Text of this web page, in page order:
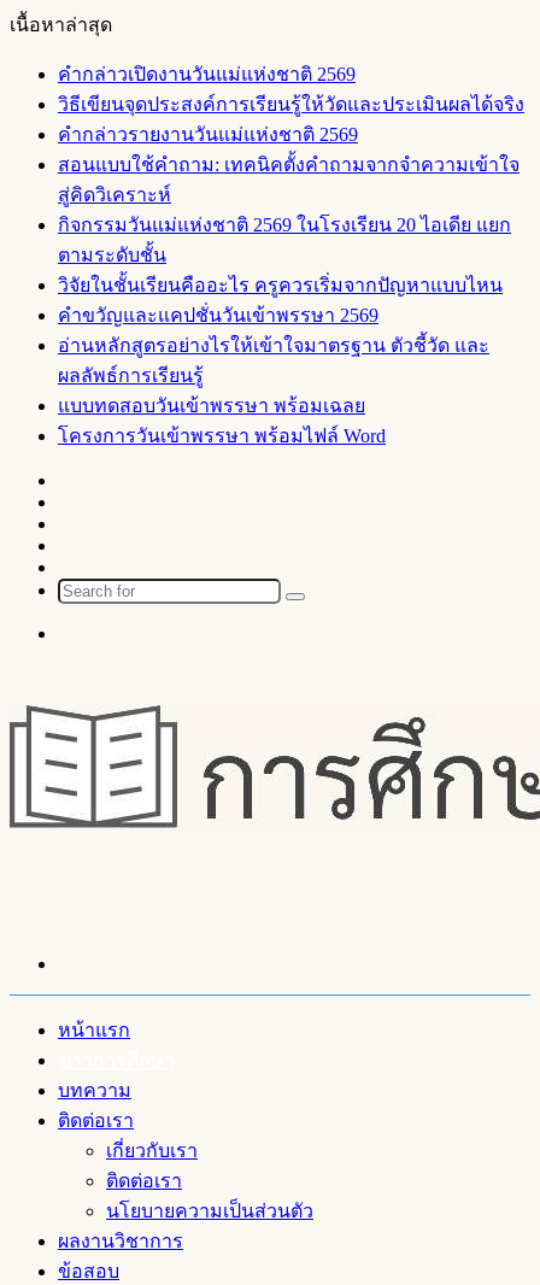
เนื้อหาล่าสุด
คำกล่าวเปิดงานวันแม่แห่งชาติ 2569
วิธีเขียนจุดประสงค์การเรียนรู้ให้วัดและประเมินผลได้จริง
คำกล่าวรายงานวันแม่แห่งชาติ 2569
สอนแบบใช้คำถาม: เทคนิคตั้งคำถามจากจำความเข้าใจ
สู่คิดวิเคราะห์
กิจกรรมวันแม่แห่งชาติ 2569 ในโรงเรียน 20 ไอเดีย แยก
ตามระดับชั้น
วิจัยในชั้นเรียนคืออะไร ครูควรเริ่มจากปัญหาแบบไหน
คำขวัญและแคปชั่นวันเข้าพรรษา 2569
อ่านหลักสูตรอย่างไรให้เข้าใจมาตรฐาน ตัวชี้วัด และ
ผลลัพธ์การเรียนรู้
แบบทดสอบวันเข้าพรรษา พร้อมเฉลย
โครงการวันเข้าพรรษา พร้อมไฟล์ Word
Article
Search
หน้าแรก
บทความ
ติดต่อเรา
เกี่ยวกับเรา
ติดต่อเรา
นโยบายความเป็นส่วนตัว
ผลงานวิชาการ
ข้อสอบ